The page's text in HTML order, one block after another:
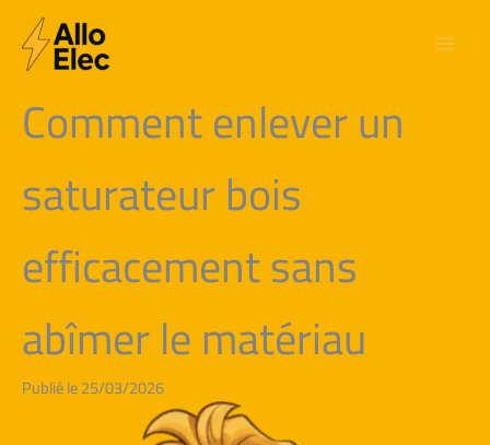
contenu
Comment enlever un
saturateur bois
efficacement sans
abîmer le matériau
Publié le 25/03/2026